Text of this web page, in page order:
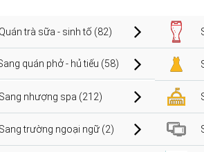
trà sữa - sinh tố (82)
quán phở - hủ tiếu (58)
nhượng spa (212)
trường ngoại ngữ (2)